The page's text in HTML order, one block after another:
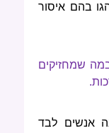
בהם איסור
שמחזיקים
אנשים לבד